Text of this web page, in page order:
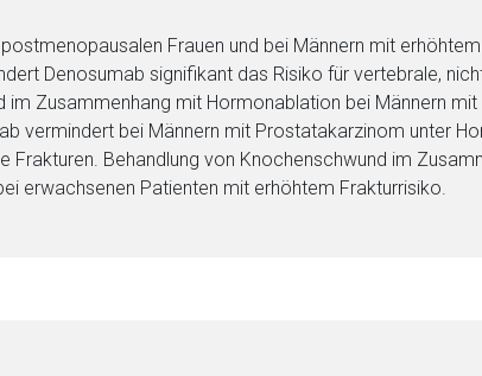
Frauen und bei Männern mit
Denosumab signifikant das Risiko für vertebrale,
im Zusammenhang mit Hormonablation bei Männern
vermindert bei Männern mit Prostatakarzinom unter
Frakturen. Behandlung von Knochenschwund im
erwachsenen Patienten mit erhöhtem Frakturrisiko.